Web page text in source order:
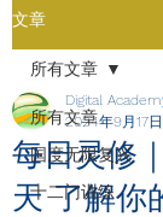
文章
所有文章
国度无限复兴
十二门训练
所有文章
每日灵修
天 了解你
Digital
2024年9月17日